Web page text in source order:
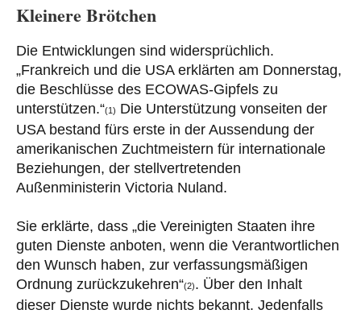
Kleinere Brötchen
Die Entwicklungen sind widersprüchlich.
„Frankreich und die USA erklärten am Donnerstag,
die Beschlüsse des ECOWAS-Gipfels zu
unterstützen.“(1) Die Unterstützung vonseiten der
USA bestand fürs erste in der Aussendung der
amerikanischen Zuchtmeistern für internationale
Beziehungen, der stellvertretenden
Außenministerin Victoria Nuland.
Sie erklärte, dass „die Vereinigten Staaten ihre
guten Dienste anboten, wenn die Verantwortlichen
den Wunsch haben, zur verfassungsmäßigen
Ordnung zurückzukehren“(2). Über den Inhalt
dieser Dienste wurde nichts bekannt. Jedenfalls